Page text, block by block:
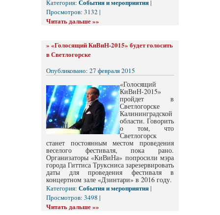
Категория: События и мероприятия|
Просмотров: 3132 |
Читать дальше »»
» «Голосящий КиВиН-2015» будет голосить
в Светлогорске
Опубликовано: 27 февраля 2015
«Голосящий
КиВиН-2015»
пройдет в
Светлогорске
Калининградской
области. Говорить
о том, что
Светлогорск
станет постоянным местом проведения
веселого фестиваля, пока рано.
Организаторы «КиВиНа» попросили мэра
города Гиттиса Труксниса зарезервировать
даты для проведения фестиваля в
концертном зале «Дзинтари» в 2016 году.
Категория: События и мероприятия|
Просмотров: 3498 |
Читать дальше »»